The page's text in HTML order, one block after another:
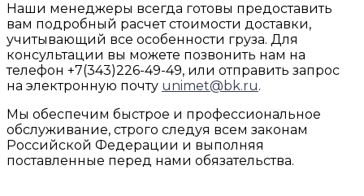
Наши менеджеры всегда готовы предоставить
вам подробный расчет стоимости доставки,
учитывающий все особенности груза. Для
консультации вы можете позвонить нам на
телефон +7(343)226-49-49, или отправить запрос
на электронную почту unimet@bk.ru.
Мы обеспечим быстрое и профессиональное
обслуживание, строго следуя всем законам
Российской Федерации и выполняя
поставленные перед нами обязательства.